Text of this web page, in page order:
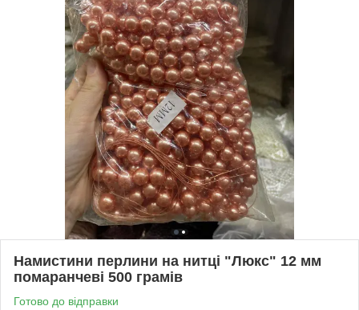
Намистини перлини на нитці "Люкс" 12 мм
помаранчеві 500 грамів
Готово до відправки